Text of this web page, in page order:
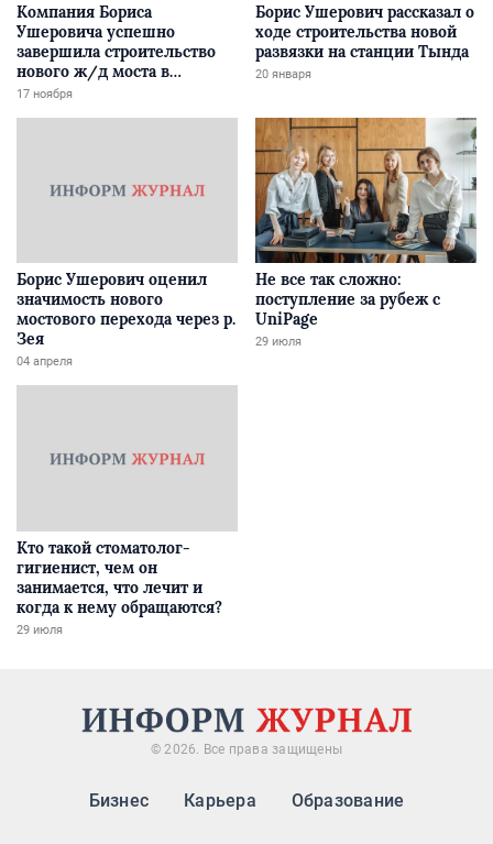
Компания Бориса
Ушеровича успешно
завершила строительство
нового ж/д моста в
Забайкалье
17 ноября
Борис Ушерович рассказал о
ходе строительства новой
развязки на станции Тында
20 января
Борис Ушерович оценил
значимость нового
мостового перехода через р.
Зея
04 апреля
Не все так сложно:
поступление за рубеж с
UniPage
29 июля
Кто такой стоматолог-
гигиенист, чем он
занимается, что лечит и
когда к нему обращаются?
29 июля
© 2026. Все права защищены
Бизнес Карьера Образование